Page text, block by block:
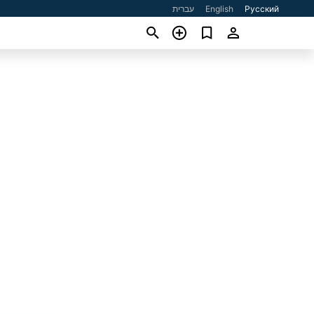
עברית English Русский